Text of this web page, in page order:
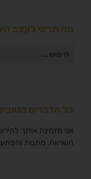
מה תרצי לעצב
חיפוש
כל הדברים
אני מזמינה אותך
השראה, מתנות